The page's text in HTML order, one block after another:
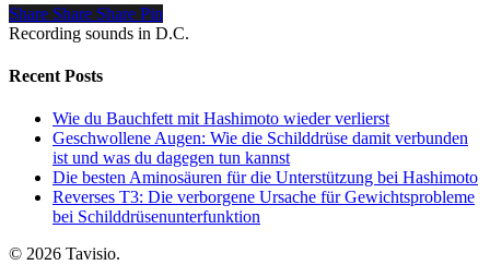
Share Share Share Pin
Recording sounds in D.C.
Recent Posts
Wie du Bauchfett mit Hashimoto wieder verlierst
Geschwollene Augen: Wie die Schilddrüse damit verbunden
ist und was du dagegen tun kannst
Die besten Aminosäuren für die Unterstützung bei Hashimoto
Reverses T3: Die verborgene Ursache für Gewichtsprobleme
bei Schilddrüsenunterfunktion
© 2026 Tavisio.